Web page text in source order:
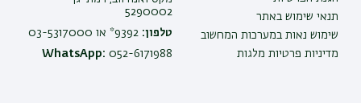
תנאי שימוש באתר
שימוש נאות במערכות המחשוב
מדיניות פרטיות מלגות
5290002
טלפון: 9392* או 03-5317000
WhatsApp: 052-6171988